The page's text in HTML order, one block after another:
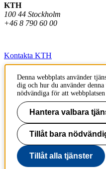
KTH
100 44 Stockholm
+46 8 790 60 00
Kontakta KTH
Jobba på KTH
Press och media
Faktura och betalning KTH
Om KTH:s webbplatser
Tillgänglighetsredogörelse
Denna webbplats använder
dig och hur du använder
nödvändiga för att
Hantera valbara
Tillåt bara
Tillåt alla tjänster